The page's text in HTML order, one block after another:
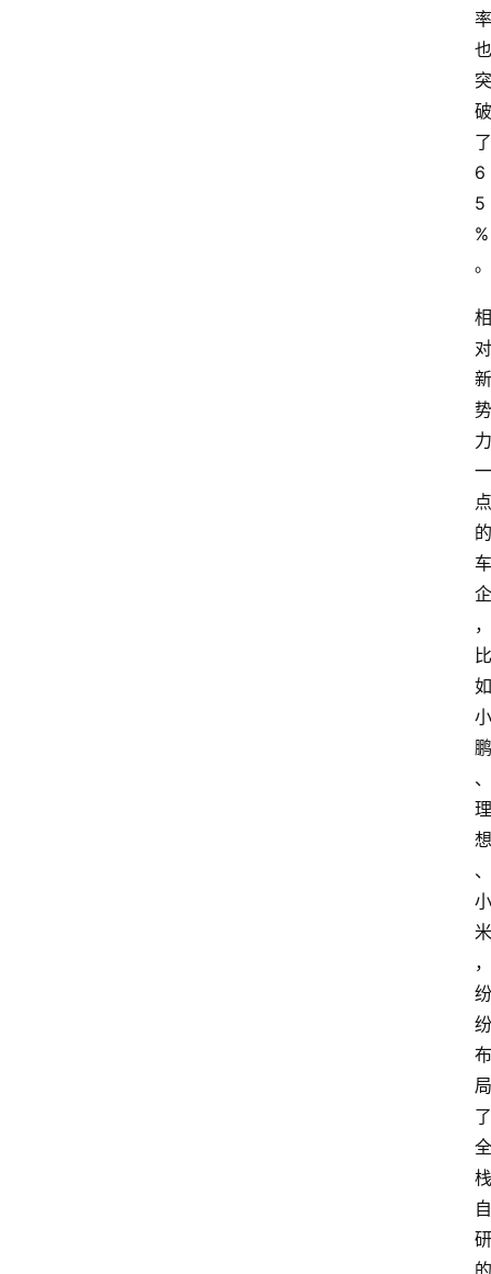
率
也
突
破
了
6
5
%
。
相
对
新
势
力
一
点
的
车
企
，
比
如
小
鹏
、
理
想
、
小
米
，
纷
纷
布
局
了
全
栈
自
研
的